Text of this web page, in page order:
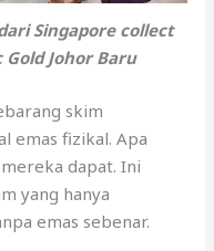
Singapore collect
Johor Baru
skim
emas fizikal. Apa
dapat. Ini
yang hanya
emas sebenar.